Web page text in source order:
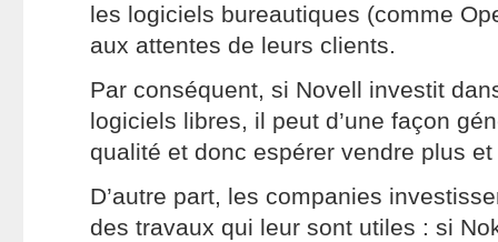
les logiciels bureautiques (comme
aux attentes de leurs clients.
Par conséquent, si Novell investit
logiciels libres, il peut d’une façon
qualité et donc espérer vendre plus
D’autre part, les companies
des travaux qui leur sont utiles : si